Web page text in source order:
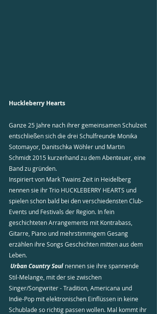
Huckleberry Hearts
Ganze 25 Jahre nach ihrer gemeinsamen Schulzeit
entschließen sich die drei Schulfreunde Monika
Sotomayor, Danitschka Wöhler und Martin
Schmidt 2015 kurzerhand zu dem Abenteuer, eine
Band zu gründen.
Inspiriert von Mark Twains Zeit in Heidelberg
nennen sie ihr Trio HUCKLEBERRY HEARTS und
spielen schon bald bei den verschiedensten Club-
Events und Festivals der Region. In fein
geschichteten Arrangements mit Kontrabass,
Gitarre, Piano und mehrstimmigem Gesang
erzählen ihre Songs Geschichten mitten aus dem
Leben.
Urban Country Soul nennen sie ihre spannende
Stil-Melange, mit der sie zwischen
Singer/Songwriter - Tradition, Americana und
Indie-Pop mit elektronischen Einflüssen in keine
Schublade so richtig passen wollen. Mal kommt ihr